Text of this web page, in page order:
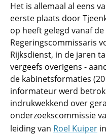
Het is allemaal al eens
eerste plaats door
op heeft gelegd vanaf
Regeringscommissaris
Rijksdienst, in de jaren
vergeefs overigens -
de kabinetsformaties
informateur werd
indrukwekkend over
onderzoekscommissie
leiding van Roel Kuiper